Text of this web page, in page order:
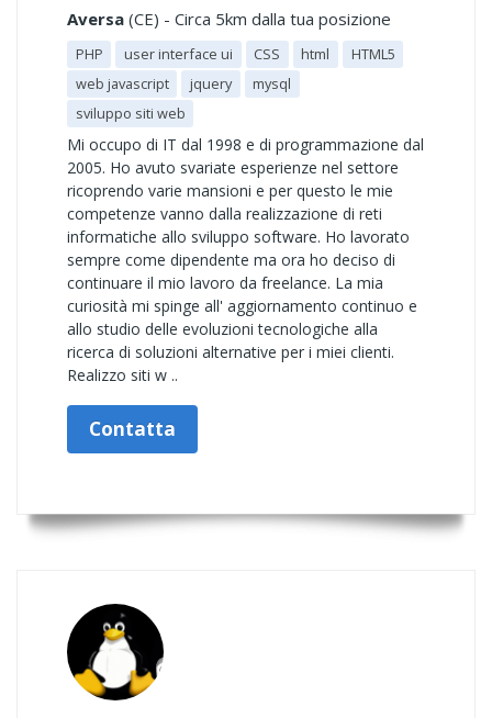
Aversa (CE) - Circa 5km dalla tua posizione
PHP user interface ui CSS html
HTML5
web javascript
jquery
mysql
sviluppo siti web
Mi occupo di IT dal 1998 e di programmazione dal
2005. Ho avuto svariate esperienze nel settore
ricoprendo varie mansioni e per questo le mie
competenze vanno dalla realizzazione di reti
informatiche allo sviluppo software. Ho lavorato
sempre come dipendente ma ora ho deciso di
continuare il mio lavoro da freelance. La mia
curiosità mi spinge all' aggiornamento continuo e
allo studio delle evoluzioni tecnologiche alla
ricerca di soluzioni alternative per i miei clienti.
Realizzo siti w ..
Contatta